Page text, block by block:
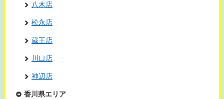
八木店
松永店
蔵王店
川口店
神辺店
香川県エリア